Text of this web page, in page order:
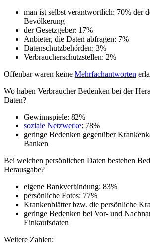
man ist selbst verantwortlich: 70% der
Bevölkerung
der Gesetzgeber: 17%
Anbieter, die Daten abfragen: 7%
Datenschutzbehörden: 3%
Verbraucherschutzstellen: 2%
Offenbar waren keine Mehrfachantworten
Wo haben Verbraucher Bedenken bei der
Daten?
Gewinnspiele: 82%
soziale Netzwerke: 78%
geringe Bedenken gegenüber
Banken
Bei welchen persönlichen Daten bestehen
Herausgabe?
eigene Bankverbindung: 83%
persönliche Fotos: 77%
Krankenblätter bzw. die persönliche
geringe Bedenken bei Vor- und
Einkaufsdaten
Weitere Zahlen: